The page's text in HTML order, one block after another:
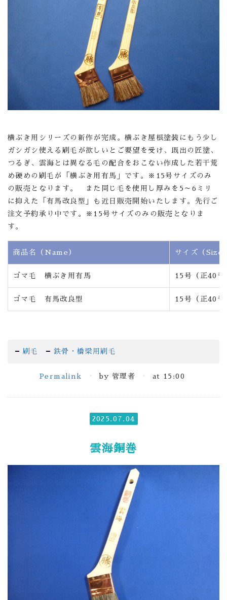
横ぶき用シリーズの新作が完成。横ぶき屋根塗装にもう少し
ガシガシ使える刷毛が欲しいとご要望を受け、既出の匠塗、
つるぎ、雲海とは異なる毛の配合をおこない作成した若干荒
め硬めの刷毛が「横ぶき用有馬」です。※15号サイズのみ
の販売となります。 また同じ毛を使用し厚みを5～6ミリ
に抑えた「有馬改良型」も近日販売開始いたします。先行ご
注文予約承り中です。※15号サイズのみの販売となりま
す。
商品名（Name） サイズ（Size
ゴマ毛 横ぶき用有馬 15号（正40㍉
ゴマ毛 有馬改良型 15号（正40㍉
刷毛 鉄骨・橋梁用刷毛
Permalink by 管理者 at 15:00
2025.07.04
雲海銅巻